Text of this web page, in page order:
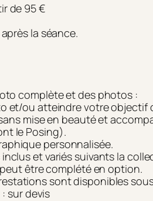
de 95 €
la séance.
complète et des photos :
et/ou atteindre votre objectif
mise en beauté et
le Posing).
personnalisée.
et variés suivants la
être complété en option.
sont disponibles
sur devis